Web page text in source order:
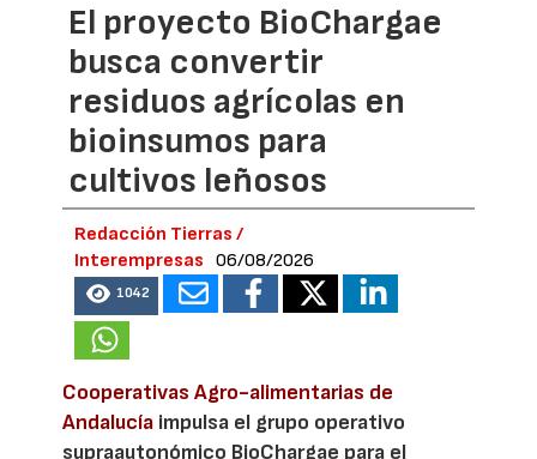
El proyecto BioChargae
busca convertir
residuos agrícolas en
bioinsumos para
cultivos leñosos
Redacción Tierras /
Interempresas
06/08/2026
1042
Cooperativas Agro-alimentarias de
Andalucía impulsa el grupo operativo
supraautonómico BioChargae para el